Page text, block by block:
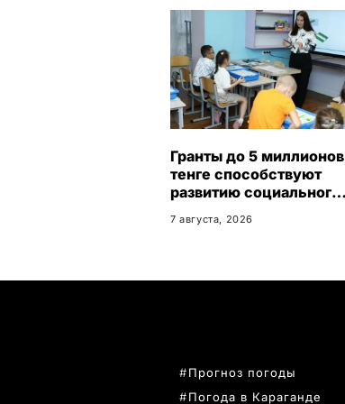
Гранты до 5 миллионов
тенге способствуют
развитию социального
Карагандинской
7 августа, 2026
Прогноз погоды
Погода в Караганде